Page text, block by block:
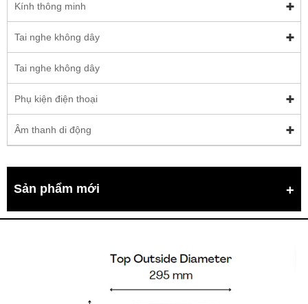
Kính thông minh
Tai nghe không dây
Tai nghe không dây
Phụ kiện điện thoại
Âm thanh di động
Sản phẩm mới